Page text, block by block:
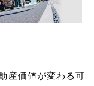
産価値が変わる可